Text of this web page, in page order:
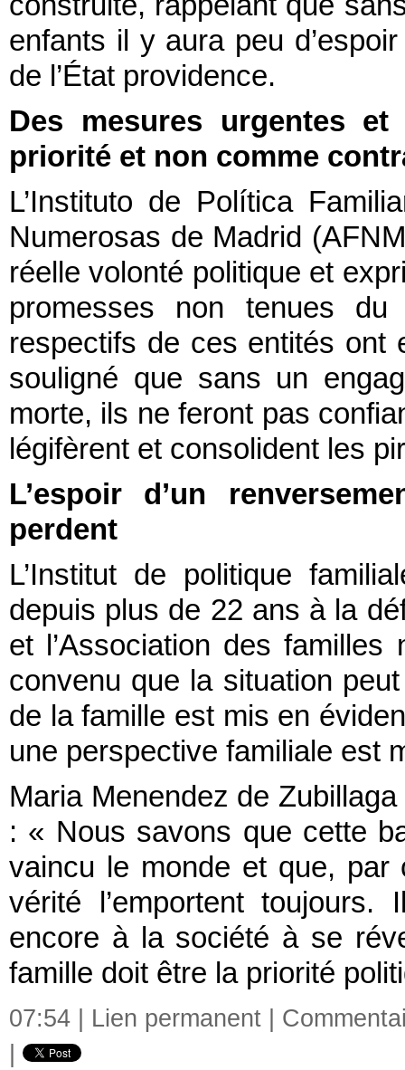
enfants il y aura peu
de l’État providence.
Des mesures urgentes
priorité et non comme
L’Instituto de Política
Numerosas de Madrid
réelle volonté politique et
promesses non tenues
respectifs de ces entités ont
souligné que sans un
morte, ils ne feront pas
légifèrent et consolident les
L’espoir d’un
perdent
L’Institut de politique
depuis plus de 22 ans à la
et l’Association des
convenu que la situation
de la famille est mis en
une perspective familiale est
Maria Menendez de
: « Nous savons que cette
vaincu le monde et que, par
vérité l’emportent
encore à la société à se
famille doit être la priorité
07:54 | Lien permanent